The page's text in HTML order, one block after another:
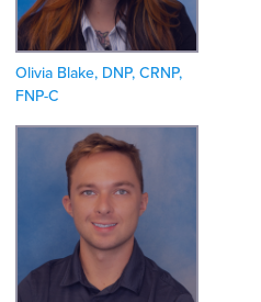
Olivia Blake, DNP, CRNP,
FNP-C